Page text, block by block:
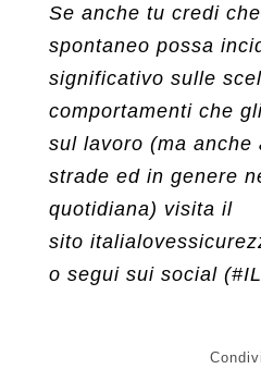
Se anche tu credi
spontaneo possa
significativo sulle
comportamenti che
sul lavoro (ma anche
strade ed in genere
quotidiana) visita il
sito
o segui sui social